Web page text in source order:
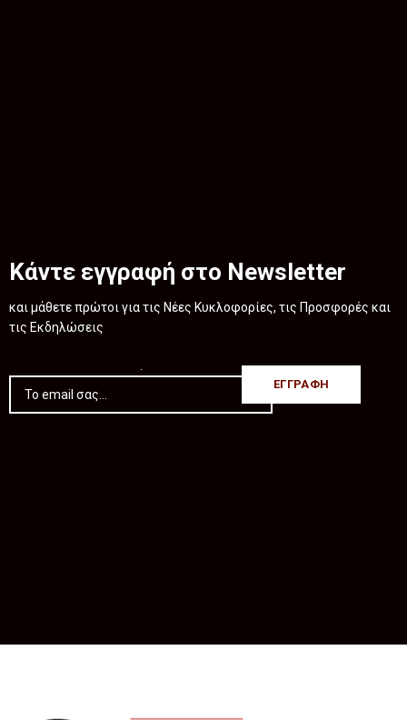
Κάντε εγγραφή στο Newsletter
και μάθετε πρώτοι για τις Νέες Κυκλοφορίες, τις Προσφορές και
τις Εκδηλώσεις